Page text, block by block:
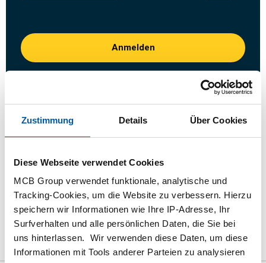
Zustimmung Details Über Cookies
Diese Webseite verwendet Cookies
MCB Group verwendet funktionale, analytische und
Tracking-Cookies, um die Website zu verbessern. Hierzu
speichern wir Informationen wie Ihre IP-Adresse, Ihr
Surfverhalten und alle persönlichen Daten, die Sie bei
uns hinterlassen. Wir verwenden diese Daten, um diese
Informationen mit Tools anderer Parteien zu analysieren
Anmelden
Bestellen mit Ihren eigenen Artikelnummern
Kalkulieren mit aktuellen MCB-Preisen
das Produkt Produktbeschreibung
Bruttopreisliste Downloads Spezifikationen